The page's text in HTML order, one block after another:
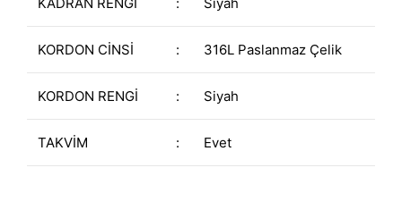
KORDON CİNSİ : 316L Paslanmaz Çelik
KORDON RENGİ : Siyah
TAKVİM : Evet